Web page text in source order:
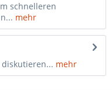
schnelleren
mehr
mehr